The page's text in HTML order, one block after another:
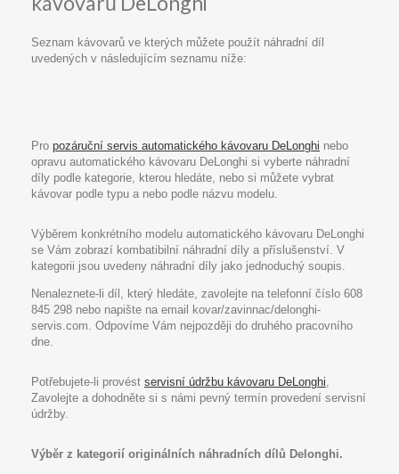
Seznam kávovarů ve kterých můžete použít náhradní díl
uvedených v následujícím seznamu níže:
Pro pozáruční servis automatického kávovaru DeLonghi nebo
opravu automatického kávovaru DeLonghi si vyberte náhradní
díly podle kategorie, kterou hledáte, nebo si můžete vybrat
kávovar podle typu a nebo podle názvu modelu.
Výběrem konkrétního modelu automatického kávovaru DeLonghi
se Vám zobrazí kombatibilní náhradní díly a příslušenství. V
kategorii jsou uvedeny náhradní díly jako jednoduchý soupis.
Nenaleznete-li díl, který hledáte, zavolejte na telefonní číslo 608
845 298 nebo napište na email kovar/zavinnac/delonghi-
servis.com. Odpovíme Vám nejpozději do druhého pracovního
dne.
Potřebujete-li provést servisní údržbu kávovaru DeLonghi,
Zavolejte a dohodněte si s námi pevný termín provedení servisní
údržby.
Výběr z kategorií originálních náhradních dílů Delonghi.